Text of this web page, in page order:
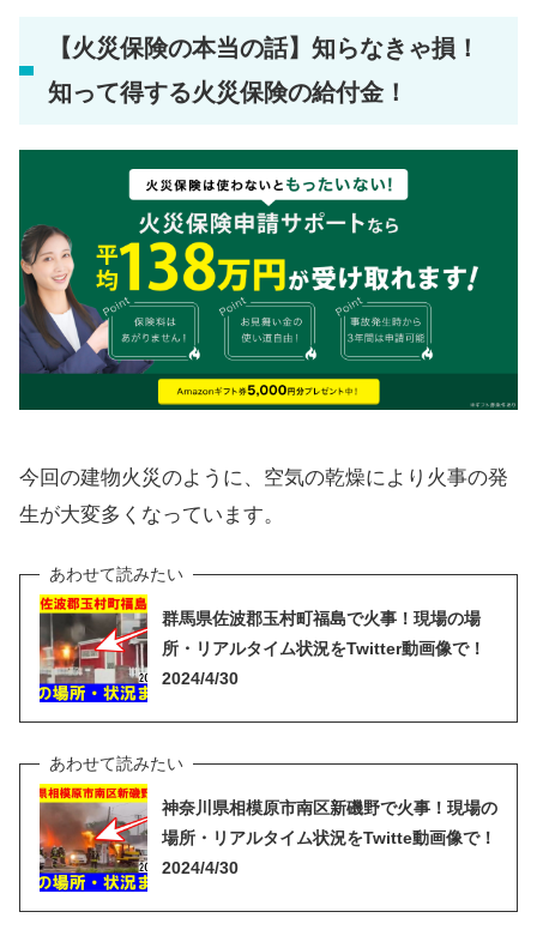
【火災保険の本当の話】知らなきゃ損！
知って得する火災保険の給付金！
今回の建物火災のように、空気の乾燥により火事の発
生が大変多くなっています。
群馬県佐波郡玉村町福島で火事！現場の場
所・リアルタイム状況をTwitter動画像で！
2024/4/30
神奈川県相模原市南区新磯野で火事！現場の
場所・リアルタイム状況をTwitte動画像で！
2024/4/30